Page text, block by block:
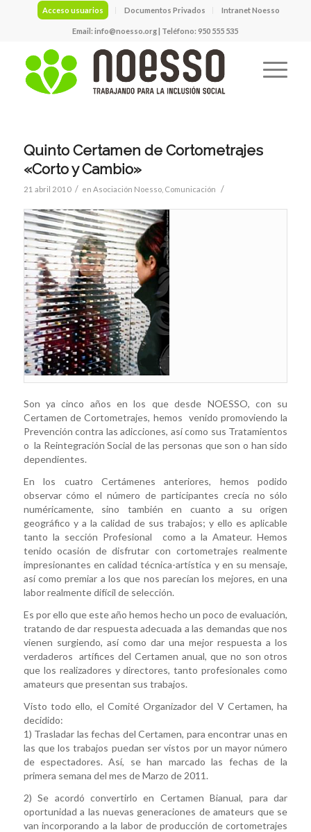
Acceso usuarios Documentos Privados Intranet Noesso
Email:info@noesso.org| Teléfono: 950 555 535
Quinto Certamen de Cortometrajes
«Corto y Cambio»
21 abril 2010 / en Asociación Noesso, Comunicación /
Son ya cinco años en los que desde NOESSO, con su
Certamen de Cortometrajes, hemos venido promoviendo la
Prevención contra las adicciones, así como sus Tratamientos
o la Reintegración Social de las personas que son o han sido
dependientes.
En los cuatro Certámenes anteriores, hemos podido
observar cómo el número de participantes crecía no sólo
numéricamente, sino también en cuanto a su origen
geográfico y a la calidad de sus trabajos; y ello es aplicable
tanto la sección Profesional como a la Amateur. Hemos
tenido ocasión de disfrutar con cortometrajes realmente
impresionantes en calidad técnica-artística y en su mensaje,
así como premiar a los que nos parecían los mejores, en una
labor realmente difícil de selección.
Es por ello que este año hemos hecho un poco de evaluación,
tratando de dar respuesta adecuada a las demandas que nos
vienen surgiendo, así como dar una mejor respuesta a los
verdaderos artífices del Certamen anual, que no son otros
que los realizadores y directores, tanto profesionales como
amateurs que presentan sus trabajos.
Visto todo ello, el Comité Organizador del V Certamen, ha
decidido:
1) Trasladar las fechas del Certamen, para encontrar unas en
las que los trabajos puedan ser vistos por un mayor número
de espectadores. Así, se han marcado las fechas de la
primera semana del mes de Marzo de 2011.
2) Se acordó convertirlo en Certamen Bianual, para dar
oportunidad a las nuevas generaciones de amateurs que se
van incorporando a la labor de producción de cortometrajes